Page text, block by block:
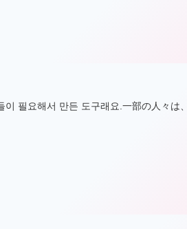
필요해서 만든 도구래요.一部の人々は